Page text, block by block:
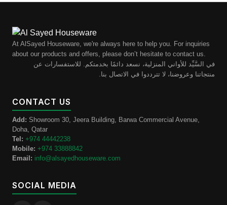
At AlSayed Houseware, we're always here to help you. For inquiries
about our products and offers, please don’t hesitate to contact us.
في السَّيِّد للأواني المنزلية، نسعد دائمًا بخدمتكم. للاستفسارات عن
منتجاتنا وعروضنا، لا تترددوا في الاتصال بنا.
CONTACT US
Add: Showroom 30, Jeera Building, Barwa Commercial Avenue,
Doha, Qatar
Tel: +974 44442238
Mobile: +974 33888842
Email: info@alsayedhouseware.com
SOCIAL MEDIA